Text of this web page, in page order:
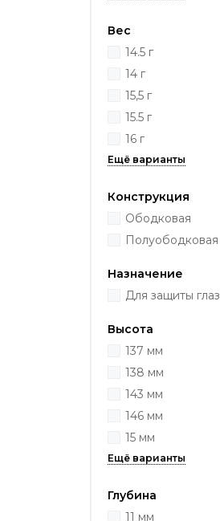
Вес
14.5 г
14 г
15,5 г
15.5 г
16 г
Конструкция
Ободковая
Полуободковая
Назначение
Для защиты глаз
Высота
137 мм
138 мм
143 мм
146 мм
15 мм
Глубина
11 мм